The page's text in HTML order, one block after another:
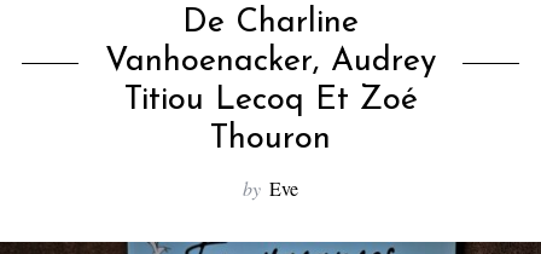
De Charline
Vanhoenacker, Audrey
Titiou Lecoq Et Zoé
Thouron
by Eve